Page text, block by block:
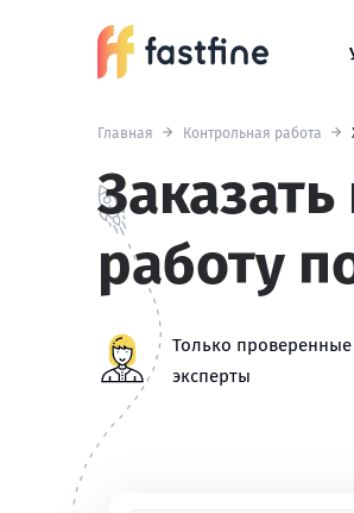
Главная Контрольная работа
работу
Только проверенные
эксперты